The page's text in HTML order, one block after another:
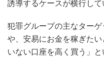
誘導するケースが横行して
犯罪グループの主なター
や、安易にお金を稼ぎた
いない口座を高く買う」